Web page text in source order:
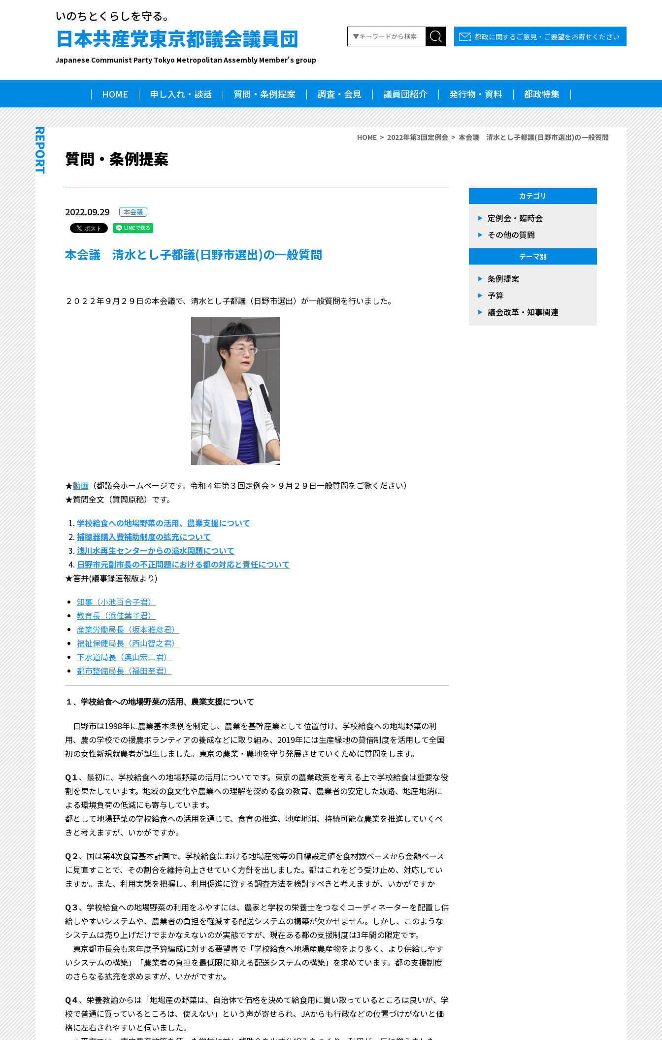
いのちとくらしを守る。
日本共産党東京都議会議員団
Japanese Communist Party Tokyo Metropolitan Assembly Member's group
都政に関するご意見・ご要望をお寄せください
HOME 申し入れ・談話 質問・条例提案 調査・会見 議員団紹介 発行物・資料 都政特集
HOME 2022年第3回定例会 本会議 清水とし子都議(日野市選出)の一般質問
質問・条例提案
2022.09.29 本会議
本会議 清水とし子都議(日野市選出)の一般質問
２０２２年９月２９日の本会議で、清水とし子都議（日野市選出）が一般質問を行いました。
★動画 （都議会ホームページです。令和４年第３回定例会 > ９月２９日一般質問をご覧ください）
★質問全文（質問原稿）です。
学校給食への地場野菜の活用、農業支援について
補聴器購入費補助制度の拡充について
浅川水再生センターからの溢水問題について
日野市元副市長の不正問題における都の対応と責任について
★答弁(議事録速報版より)
知事（小池百合子君）
教育長（浜佳葉子君）
産業労働局長（坂本雅彦君）
福祉保健局長（西山智之君）
下水道局長（奥山宏二君）
都市整備局長（福田至君）
１、学校給食への地場野菜の活用、農業支援について
日野市は1998年に農業基本条例を制定し、農業を基幹産業として位置付け、学校給食への地場野菜の利
用、農の学校での援農ボランティアの養成などに取り組み、2019年には生産緑地の貸借制度を活用して全国
初の女性新規就農者が誕生しました。東京の農業・農地を守り発展させていくために質問をします。
Q１、最初に、学校給食への地場野菜の活用についてです。東京の農業政策を考える上で学校給食は重要な役
割を果たしています。地域の食文化や農業への理解を深める食の教育、農業者の安定した販路、地産地消に
よる環境負荷の低減にも寄与しています。
都として地場野菜の学校給食への活用を通じて、食育の推進、地産地消、持続可能な農業を推進していくべ
きと考えますが、いかがですか。
Q２、国は第4次食育基本計画で、学校給食における地場産物等の目標設定値を食材数ベースから金額ベース
に見直すことで、その割合を維持向上させていく方針を出しました。都はこれをどう受け止め、対応してい
ますか。また、利用実態を把握し、利用促進に資する調査方法を検討すべきと考えますが、いかがですか
Q３、学校給食への地場野菜の利用をふやすには、農家と学校の栄養士をつなぐコーディネーターを配置し供
給しやすいシステムや、農業者の負担を軽減する配送システムの構築が欠かせません。しかし、このような
システムは売り上げだけでまかなえないのが実態ですが、現在ある都の支援制度は3年間の限定です。
東京都市長会も来年度予算編成に対する要望書で「学校給食へ地場産農産物をより多く、より供給しやす
いシステムの構築」「農業者の負担を最低限に抑える配送システムの構築」を求めています。都の支援制度
のさらなる拡充を求めますが、いかがですか。
Q４、栄養教諭からは「地場産の野菜は、自治体で価格を決めて給食用に買い取っているところは良いが、学
校で普通に買っているところは、使えない」という声が寄せられ、JAからも行政などの位置づけがないと価
格に左右されやすいと伺いました。
カテゴリ
定例会・臨時会
その他の質問
テーマ別
条例提案
予算
議会改革・知事関連